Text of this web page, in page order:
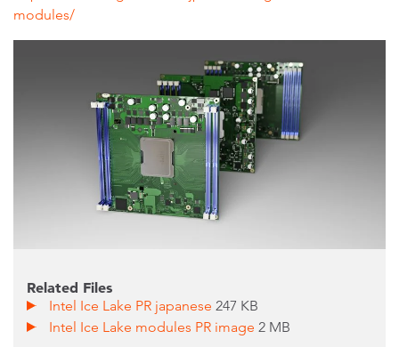
modules/
Related Files
Intel Ice Lake PR japanese247 KB
Intel Ice Lake modules PR image2 MB